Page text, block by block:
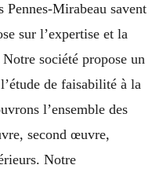
Mirabeau savent
sur l’expertise et la
société propose un
de faisabilité à la
l’ensemble des
second œuvre,
Notre